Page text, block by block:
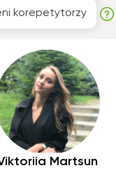
korepetytorzy
Martsun